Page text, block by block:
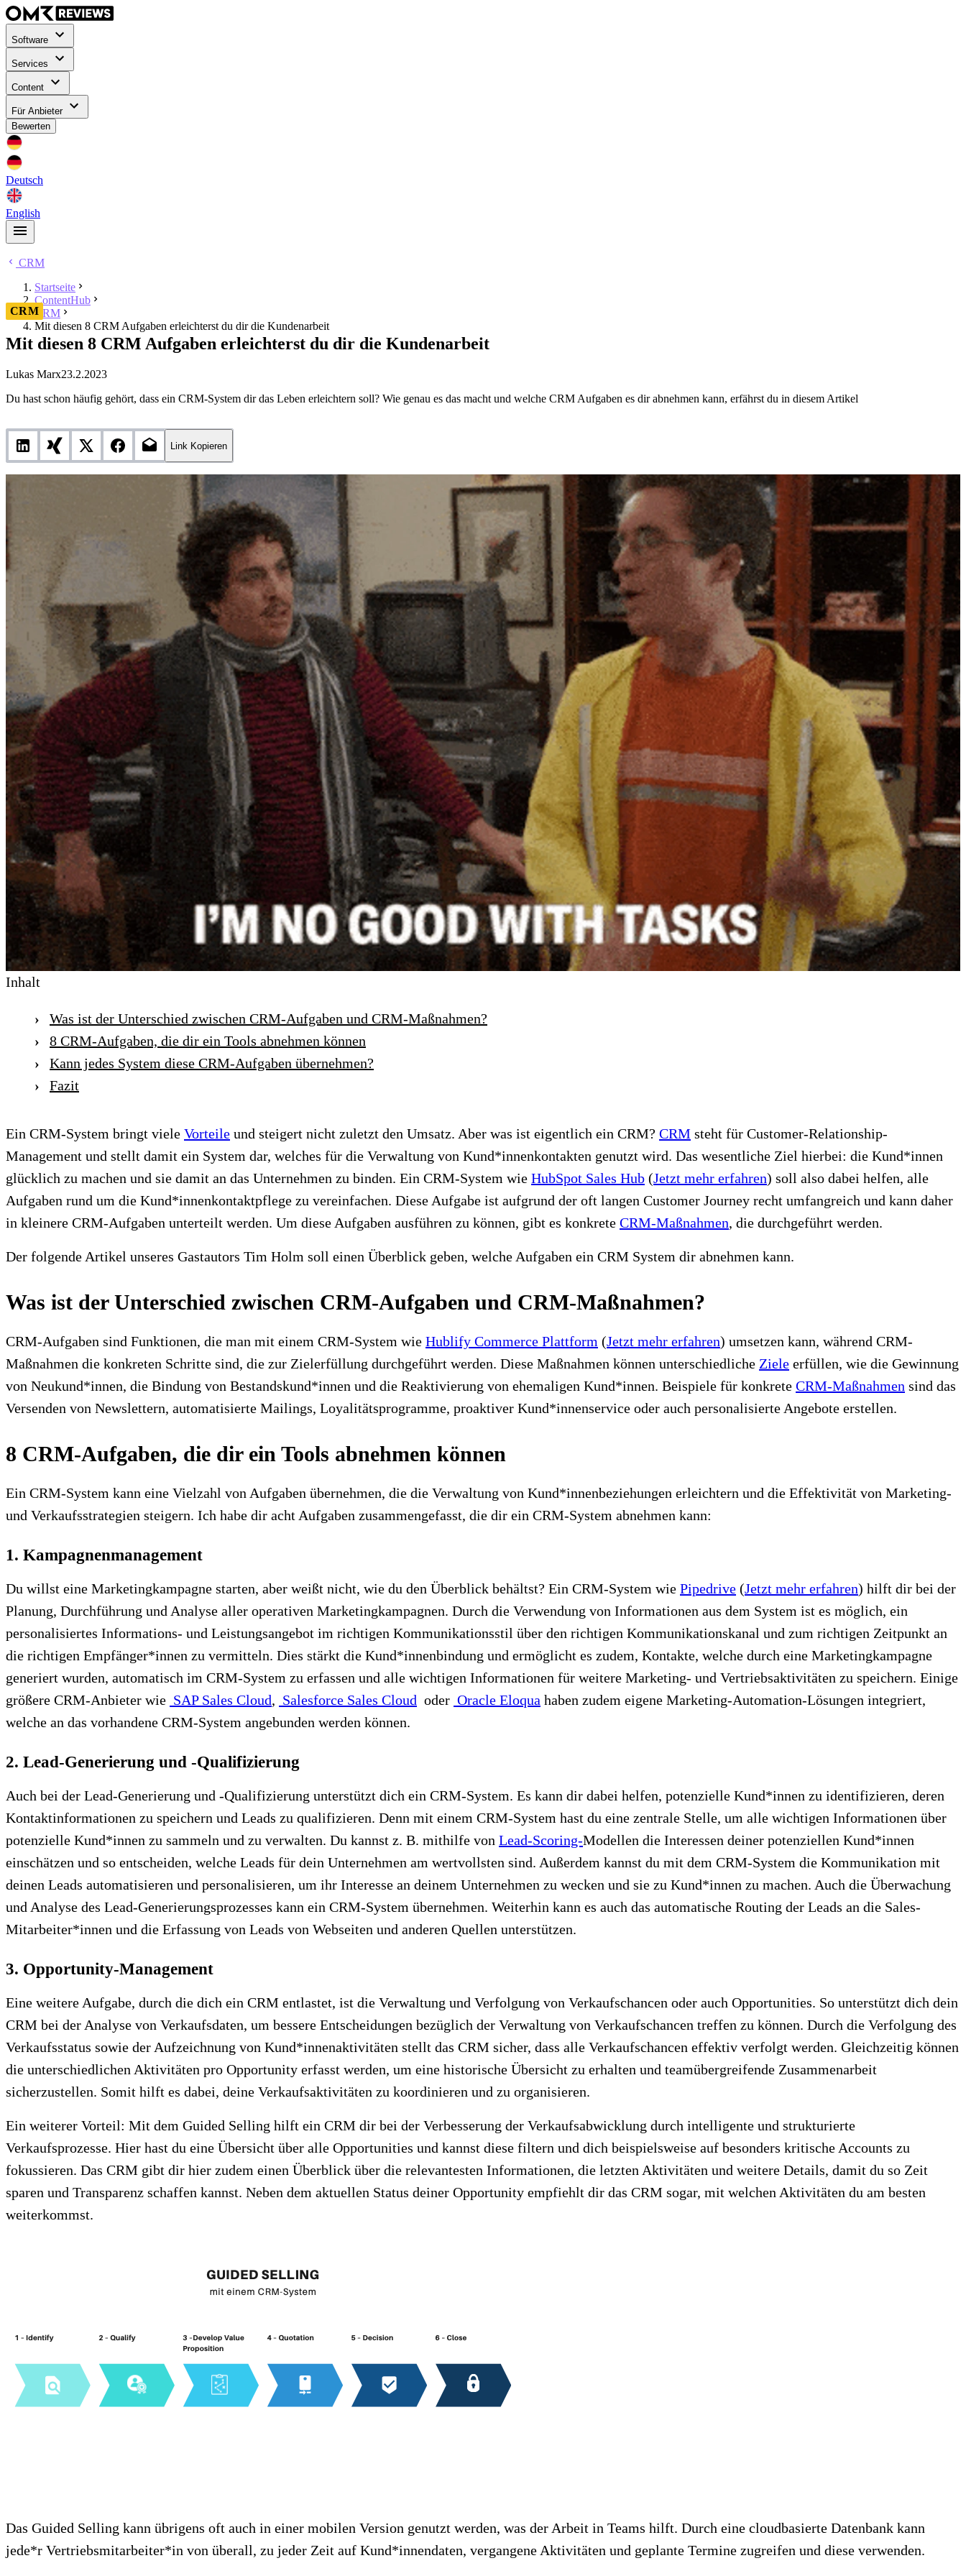
Software
Services
Content
Für Anbieter
Bewerten
Deutsch
English
CRM
Startseite
ContentHub
CRM
Mit diesen 8 CRM Aufgaben erleichterst du dir die Kundenarbeit
CRM
Mit diesen 8 CRM Aufgaben erleichterst du dir die Kundenarbeit
Lukas Marx23.2.2023
Du hast schon häufig gehört, dass ein CRM-System dir das Leben erleichtern soll? Wie genau es das macht und welche CRM Aufgaben es dir abnehmen kann, erfährst du in diesem Artikel
Link Kopieren
Inhalt
Was ist der Unterschied zwischen CRM-Aufgaben und CRM-Maßnahmen?
8 CRM-Aufgaben, die dir ein Tools abnehmen können
Kann jedes System diese CRM-Aufgaben übernehmen?
Fazit
Ein CRM-System bringt viele Vorteile und steigert nicht zuletzt den Umsatz. Aber was ist eigentlich ein CRM? CRM steht für Customer-Relationship-
Management und stellt damit ein System dar, welches für die Verwaltung von Kund*innenkontakten genutzt wird. Das wesentliche Ziel hierbei: die Kund*innen
glücklich zu machen und sie damit an das Unternehmen zu binden. Ein CRM-System wie HubSpot Sales Hub (Jetzt mehr erfahren) soll also dabei helfen, alle
Aufgaben rund um die Kund*innenkontaktpflege zu vereinfachen. Diese Aufgabe ist aufgrund der oft langen Customer Journey recht umfangreich und kann daher
in kleinere CRM-Aufgaben unterteilt werden. Um diese Aufgaben ausführen zu können, gibt es konkrete CRM-Maßnahmen, die durchgeführt werden.
Der folgende Artikel unseres Gastautors Tim Holm soll einen Überblick geben, welche Aufgaben ein CRM System dir abnehmen kann.
Was ist der Unterschied zwischen CRM-Aufgaben und CRM-Maßnahmen?
CRM-Aufgaben sind Funktionen, die man mit einem CRM-System wie Hublify Commerce Plattform (Jetzt mehr erfahren) umsetzen kann, während CRM-
Maßnahmen die konkreten Schritte sind, die zur Zielerfüllung durchgeführt werden. Diese Maßnahmen können unterschiedliche Ziele erfüllen, wie die Gewinnung
von Neukund*innen, die Bindung von Bestandskund*innen und die Reaktivierung von ehemaligen Kund*innen. Beispiele für konkrete CRM-Maßnahmen sind das
Versenden von Newslettern, automatisierte Mailings, Loyalitätsprogramme, proaktiver Kund*innenservice oder auch personalisierte Angebote erstellen.
8 CRM-Aufgaben, die dir ein Tools abnehmen können
Ein CRM-System kann eine Vielzahl von Aufgaben übernehmen, die die Verwaltung von Kund*innenbeziehungen erleichtern und die Effektivität von Marketing-
und Verkaufsstrategien steigern. Ich habe dir acht Aufgaben zusammengefasst, die dir ein CRM-System abnehmen kann:
1. Kampagnenmanagement
Du willst eine Marketingkampagne starten, aber weißt nicht, wie du den Überblick behältst? Ein CRM-System wie Pipedrive (Jetzt mehr erfahren) hilft dir bei der
Planung, Durchführung und Analyse aller operativen Marketingkampagnen. Durch die Verwendung von Informationen aus dem System ist es möglich, ein
personalisiertes Informations- und Leistungsangebot im richtigen Kommunikationsstil über den richtigen Kommunikationskanal und zum richtigen Zeitpunkt an
die richtigen Empfänger*innen zu vermitteln. Dies stärkt die Kund*innenbindung und ermöglicht es zudem, Kontakte, welche durch eine Marketingkampagne
generiert wurden, automatisch im CRM-System zu erfassen und alle wichtigen Informationen für weitere Marketing- und Vertriebsaktivitäten zu speichern. Einige
größere CRM-Anbieter wie SAP Sales Cloud, Salesforce Sales Cloud oder Oracle Eloqua haben zudem eigene Marketing-Automation-Lösungen integriert,
welche an das vorhandene CRM-System angebunden werden können.
2. Lead-Generierung und -Qualifizierung
Auch bei der Lead-Generierung und -Qualifizierung unterstützt dich ein CRM-System. Es kann dir dabei helfen, potenzielle Kund*innen zu identifizieren, deren
Kontaktinformationen zu speichern und Leads zu qualifizieren. Denn mit einem CRM-System hast du eine zentrale Stelle, um alle wichtigen Informationen über
potenzielle Kund*innen zu sammeln und zu verwalten. Du kannst z. B. mithilfe von Lead-Scoring-Modellen die Interessen deiner potenziellen Kund*innen
einschätzen und so entscheiden, welche Leads für dein Unternehmen am wertvollsten sind. Außerdem kannst du mit dem CRM-System die Kommunikation mit
deinen Leads automatisieren und personalisieren, um ihr Interesse an deinem Unternehmen zu wecken und sie zu Kund*innen zu machen. Auch die Überwachung
und Analyse des Lead-Generierungsprozesses kann ein CRM-System übernehmen. Weiterhin kann es auch das automatische Routing der Leads an die Sales-
Mitarbeiter*innen und die Erfassung von Leads von Webseiten und anderen Quellen unterstützen.
3. Opportunity-Management
Eine weitere Aufgabe, durch die dich ein CRM entlastet, ist die Verwaltung und Verfolgung von Verkaufschancen oder auch Opportunities. So unterstützt dich dein
CRM bei der Analyse von Verkaufsdaten, um bessere Entscheidungen bezüglich der Verwaltung von Verkaufschancen treffen zu können. Durch die Verfolgung des
Verkaufsstatus sowie der Aufzeichnung von Kund*innenaktivitäten stellt das CRM sicher, dass alle Verkaufschancen effektiv verfolgt werden. Gleichzeitig können
die unterschiedlichen Aktivitäten pro Opportunity erfasst werden, um eine historische Übersicht zu erhalten und teamübergreifende Zusammenarbeit
sicherzustellen. Somit hilft es dabei, deine Verkaufsaktivitäten zu koordinieren und zu organisieren.
Ein weiterer Vorteil: Mit dem Guided Selling hilft ein CRM dir bei der Verbesserung der Verkaufsabwicklung durch intelligente und strukturierte
Verkaufsprozesse. Hier hast du eine Übersicht über alle Opportunities und kannst diese filtern und dich beispielsweise auf besonders kritische Accounts zu
fokussieren. Das CRM gibt dir hier zudem einen Überblick über die relevantesten Informationen, die letzten Aktivitäten und weitere Details, damit du so Zeit
sparen und Transparenz schaffen kannst. Neben dem aktuellen Status deiner Opportunity empfiehlt dir das CRM sogar, mit welchen Aktivitäten du am besten
weiterkommst.
Das Guided Selling kann übrigens oft auch in einer mobilen Version genutzt werden, was der Arbeit in Teams hilft. Durch eine cloudbasierte Datenbank kann
jede*r Vertriebsmitarbeiter*in von überall, zu jeder Zeit auf Kund*innendaten, vergangene Aktivitäten und geplante Termine zugreifen und diese verwenden.